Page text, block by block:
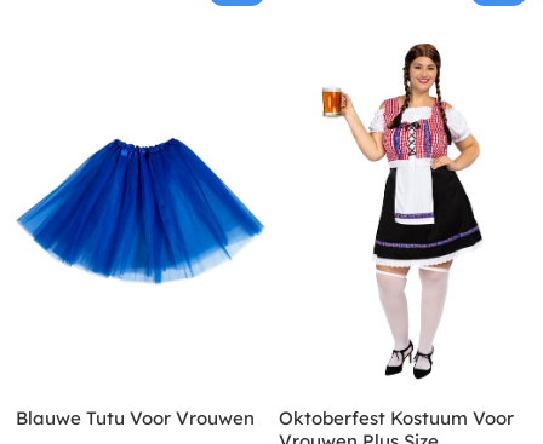
Blauwe Tutu Voor Vrouwen
Oktoberfest Kostuum Voor